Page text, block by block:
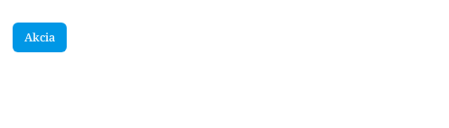
Akcia